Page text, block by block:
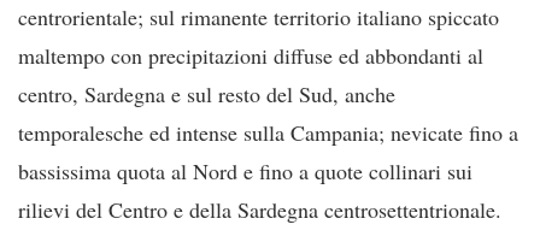
centrorientale; sul rimanente territorio italiano spiccato
maltempo con precipitazioni diffuse ed abbondanti al
centro, Sardegna e sul resto del Sud, anche
temporalesche ed intense sulla Campania; nevicate fino a
bassissima quota al Nord e fino a quote collinari sui
rilievi del Centro e della Sardegna centrosettentrionale.